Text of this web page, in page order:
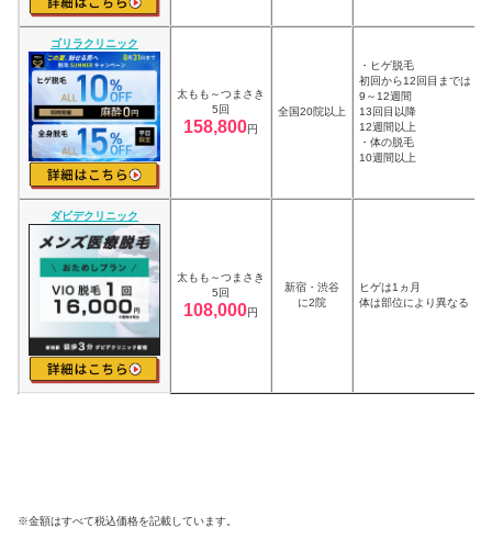
ゴリラクリニック
太もも～つまさき
5回
158,800円
全国20院以上
・ヒゲ脱毛
初回から12回目までは
9～12週間
13回目以降
12週間以上
・体の脱毛
10週間以上
ダビデクリニック
太もも～つまさき
5回
108,000円
新宿・渋谷
に2院
ヒゲは1ヵ月
体は部位により異なる
※金額はすべて税込価格を記載しています。